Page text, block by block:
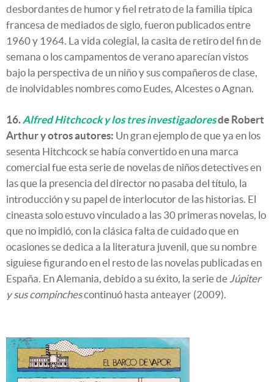
desbordantes de humor y fiel retrato de la familia típica
francesa de mediados de siglo, fueron publicados entre
1960 y 1964. La vida colegial, la casita de retiro del fin de
semana o los campamentos de verano aparecían vistos
bajo la perspectiva de un niño y sus compañeros de clase,
de inolvidables nombres como Eudes, Alcestes o Agnan.
16. Alfred Hitchcock y los tres investigadoresde Robert
Arthur y otros autores: Un gran ejemplo de que ya en los
sesenta Hitchcock se había convertido en una marca
comercial fue esta serie de novelas de niños detectives en
las que la presencia del director no pasaba del título, la
introducción y su papel de interlocutor de las historias. El
cineasta solo estuvo vinculado a las 30 primeras novelas, lo
que no impidió, con la clásica falta de cuidado que en
ocasiones se dedica a la literatura juvenil, que su nombre
siguiese figurando en el resto de las novelas publicadas en
España. En Alemania, debido a su éxito, la serie de Júpiter
y sus compinchescontinuó hasta anteayer (2009).